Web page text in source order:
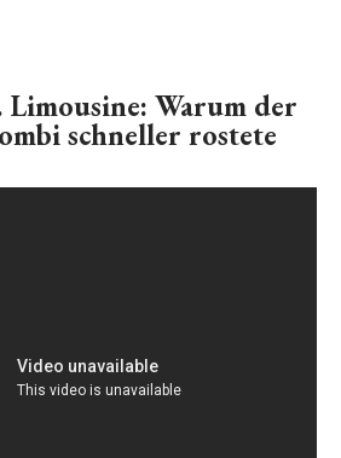
Limousine: Warum der
schneller rostete